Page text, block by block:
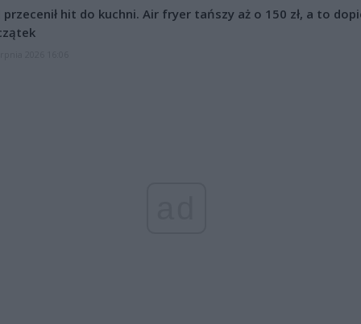
przecenił hit do kuchni. Air fryer tańszy aż o 150 zł, a to